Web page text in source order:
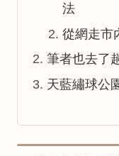
法
從網走市
筆者也去了
天藍繡球公